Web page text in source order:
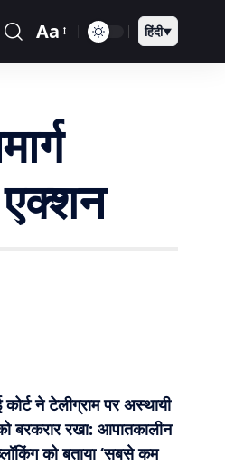
Aa हिंदी▼
एक्शन
कोर्ट ने टेलीग्राम पर अस्थायी
बरकरार रखा: आपातकालीन
को बताया ‘सबसे कम